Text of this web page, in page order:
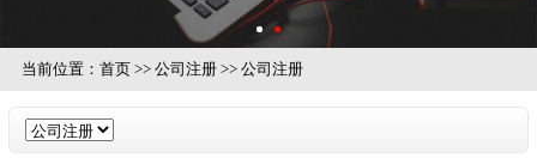
当前位置： 首页>> 公司注册>> 公司注册